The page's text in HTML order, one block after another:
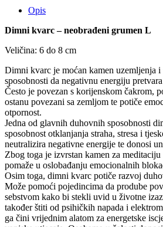
Opis
Dimni kvarc – neobrađeni grumen L
Veličina: 6 do 8 cm
Dimni kvarc je moćan kamen uzemljenja i
sposobnosti da negativnu energiju
Često je povezan s korijenskom čakrom,
ostanu povezani sa zemljom te potiče
otpornost.
Jedna od glavnih duhovnih sposobnosti
sposobnost otklanjanja straha, stresa i
neutralizira negativne energije te donosi
Zbog toga je izvrstan kamen za
pomaže u oslobađanju emocionalnih
Osim toga, dimni kvarc potiče razvoj
Može pomoći pojedincima da prodube
sebstvom kako bi stekli uvid u životne
također štiti od psihičkih napada i
ga čini vrijednim alatom za energetske